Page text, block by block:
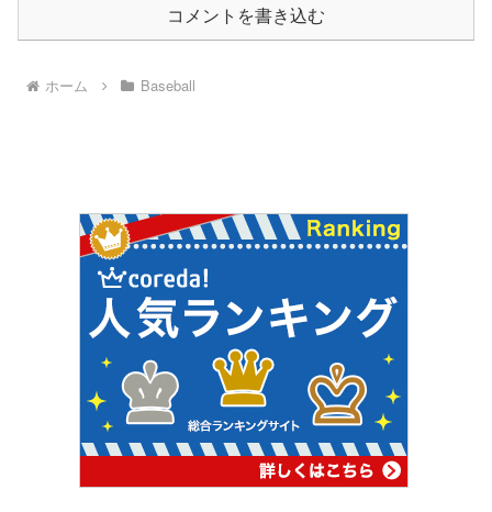
コメントを書き込む
ホーム Baseball